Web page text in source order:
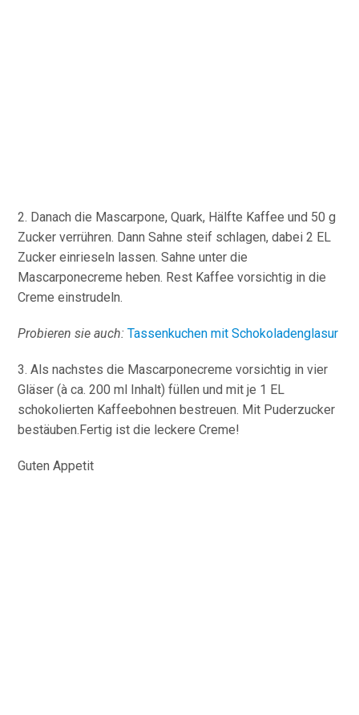
2. Danach die Mascarpone, Quark, Hälfte Kaffee und 50 g
Zucker verrühren. Dann Sahne steif schlagen, dabei 2 EL
Zucker einrieseln lassen. Sahne unter die
Mascarponecreme heben. Rest Kaffee vorsichtig in die
Creme einstrudeln.
Probieren sie auch: Tassenkuchen mit Schokoladenglasur
3. Als nachstes die Mascarponecreme vor­sichtig in vier
Gläser (à ca. 200 ml Inhalt) füllen und mit je 1 EL
schokolierten Kaffeebohnen bestreuen. Mit Puderzucker
bestäuben.Fertig ist die leckere Creme!
Guten Appetit